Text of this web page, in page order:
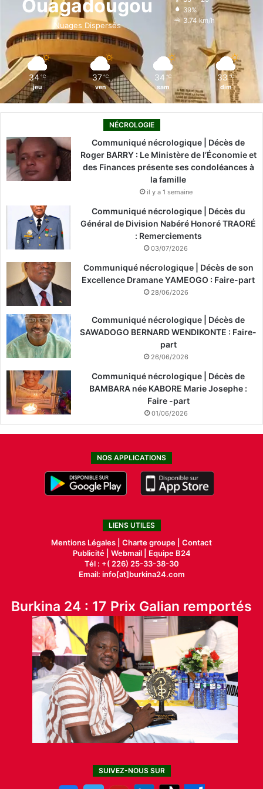
o
k
i
n
r
Ouagadougou
Nuages Dispersés
39%
3.74 km/h
34 ℃
jeu
37 ℃
ven
34 ℃
sam
33 ℃
dim
NÉCROLOGIE
Communiqué nécrologique | Décès de
Roger BARRY : Le Ministère de l’Économie et
des Finances présente ses condoléances à
la famille
il y a 1 semaine
Communiqué nécrologique | Décès du
Général de Division Nabéré Honoré TRAORÉ
: Remerciements
03/07/2026
Communiqué nécrologique | Décès de son
Excellence Dramane YAMEOGO : Faire-part
28/06/2026
Communiqué nécrologique | Décès de
SAWADOGO BERNARD WENDIKONTE : Faire-
part
26/06/2026
Communiqué nécrologique | Décès de
BAMBARA née KABORE Marie Josephe :
Faire -part
01/06/2026
NOS APPLICATIONS
LIENS UTILES
Mentions Légales | Charte groupe | Contact
Publicité| Webmail |
Equipe B24
Tél : +( 226) 25-33-38-30
Email: info[at]burkina24.com
Burkina 24 : 17 Prix Galian remportés
SUIVEZ-NOUS SUR